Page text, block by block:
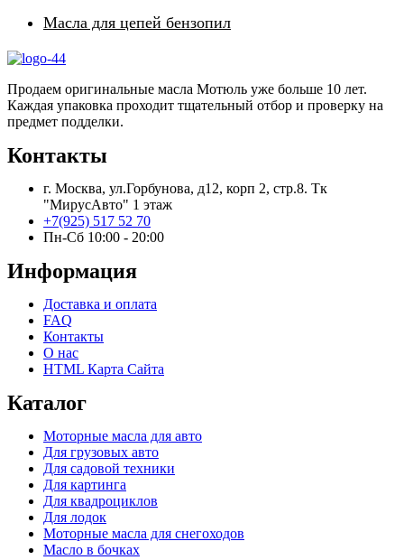
Масла для цепей бензопил
Продаем оригинальные масла Мотюль уже больше 10 лет.
Каждая упаковка проходит тщательный отбор и проверку на
предмет подделки.
Контакты
г. Москва, ул.Горбунова, д12, корп 2, стр.8. Тк
"МирусАвто" 1 этаж
+7(925) 517 52 70
Пн-Сб 10:00 - 20:00​
Информация
Доставка и оплата
FAQ
Контакты
О нас
HTML Карта Сайта
Каталог
Моторные масла для авто
Для грузовых авто
Для садовой техники
Для картинга
Для квадроциклов
Для лодок
Моторные масла для снегоходов
Масло в бочках